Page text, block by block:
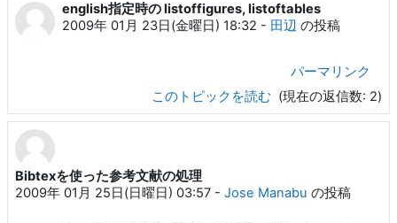
english指定時の listoffigures, listoftables
2009年 01月 23日(金曜日) 18:32 - 田辺 の投稿
パーマリンク
このトピックを読む (現在の返信数: 2)
Bibtexを使った参考文献の処理
2009年 01月 25日(日曜日) 03:57 - Jose Manabu の投稿